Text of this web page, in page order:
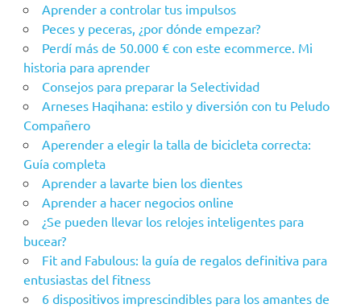
Aprender a controlar tus impulsos
Peces y peceras, ¿por dónde empezar?
Perdí más de 50.000 € con este ecommerce. Mi
historia para aprender
Consejos para preparar la Selectividad
Arneses Haqihana: estilo y diversión con tu Peludo
Compañero
Aperender a elegir la talla de bicicleta correcta:
Guía completa
Aprender a lavarte bien los dientes
Aprender a hacer negocios online
¿Se pueden llevar los relojes inteligentes para
bucear?
Fit and Fabulous: la guía de regalos definitiva para
entusiastas del fitness
6 dispositivos imprescindibles para los amantes de